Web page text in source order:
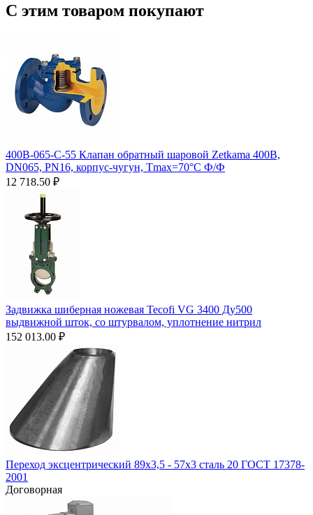
С этим товаром покупают
400B-065-C-55 Клапан обратный шаровой Zetkama 400B,
DN065, PN16, корпус-чугун, Tmax=70°C Ф/Ф
12 718.50 ₽
Задвижка шиберная ножевая Tecofi VG 3400 Ду500
выдвижной шток, со штурвалом, уплотнение нитрил
152 013.00 ₽
Переход эксцентрический 89х3,5 - 57х3 сталь 20 ГОСТ 17378-
2001
Договорная